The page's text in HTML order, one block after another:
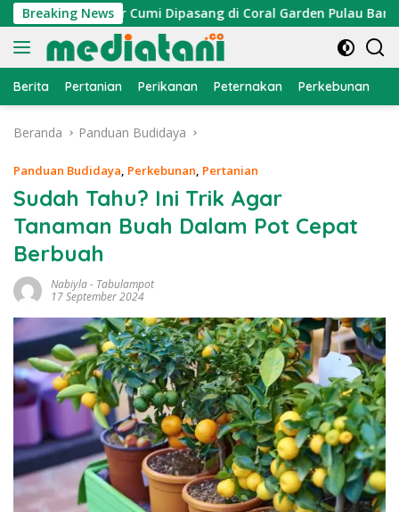
Langsung
ke
konten
Breaking News
Atraktor Cumi Dipasang di Coral Garden Pulau Barrang
Berita Pertanian Perikanan Peternakan Perkebunan
Beranda Panduan Budidaya
Panduan Budidaya, Perkebunan, Pertanian
Sudah Tahu? Ini Trik Agar
Tanaman Buah Dalam Pot Cepat
Berbuah
Nabiyla- Tabulampot
17 September 2024